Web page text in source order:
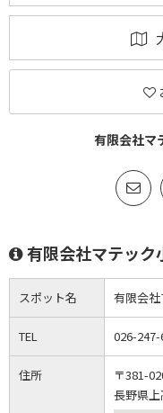
有限会社マ
有限会社マテック
スポット名 有限会
TEL 026-247-
住所
〒381-
長野県